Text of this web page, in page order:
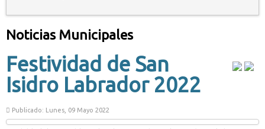
Noticias Municipales
Festividad de San
Isidro Labrador 2022
Publicado: Lunes, 09 Mayo 2022